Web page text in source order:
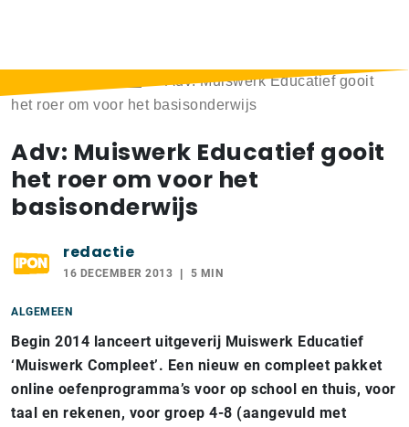
Adv: Muiswerk Educatief gooit
het roer om voor het basisonderwijs
Adv: Muiswerk Educatief gooit
het roer om voor het
basisonderwijs
redactie
16 DECEMBER 2013 5 MIN
ALGEMEEN
Begin 2014 lanceert uitgeverij Muiswerk Educatief
‘Muiswerk Compleet’. Een nieuw en compleet pakket
online oefenprogramma’s voor op school en thuis, voor
taal en rekenen, voor groep 4-8 (aangevuld met